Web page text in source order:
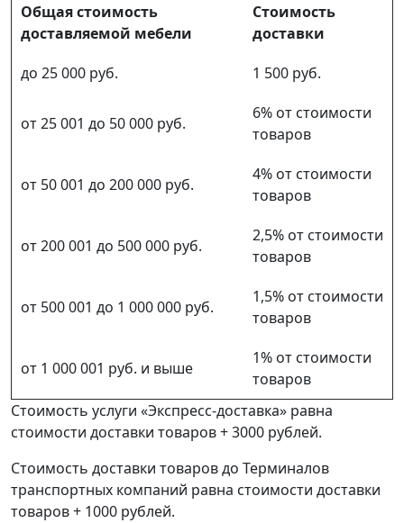
Общая стоимость
доставляемой мебели
Стоимость
доставки
до 25 000 руб.
1 500 руб.
от 25 001 до 50 000 руб.
6% от стоимости
товаров
от 50 001 до 200 000 руб.
4% от стоимости
товаров
от 200 001 до 500 000 руб.
2,5% от стоимости
товаров
от 500 001 до 1 000 000 руб.
1,5% от стоимости
товаров
от 1 000 001 руб. и выше
1% от стоимости
товаров
Стоимость услуги «Экспресс-доставка» равна
стоимости доставки товаров + 3000 рублей.
Стоимость доставки товаров до Терминалов
транспортных компаний равна стоимости доставки
товаров + 1000 рублей.